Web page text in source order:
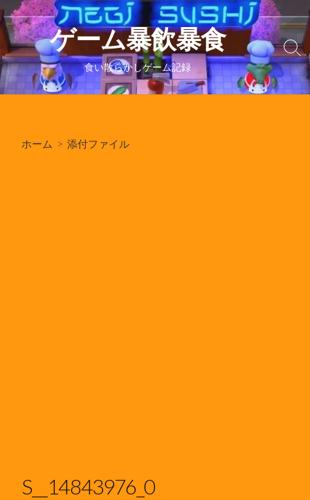
コ
ン
テ
ン
ツ
へ
ゲーム暴飲暴食
食い散らかしゲーム記録
検
索
り
ホーム > 添付ファイル
S__14843976_0